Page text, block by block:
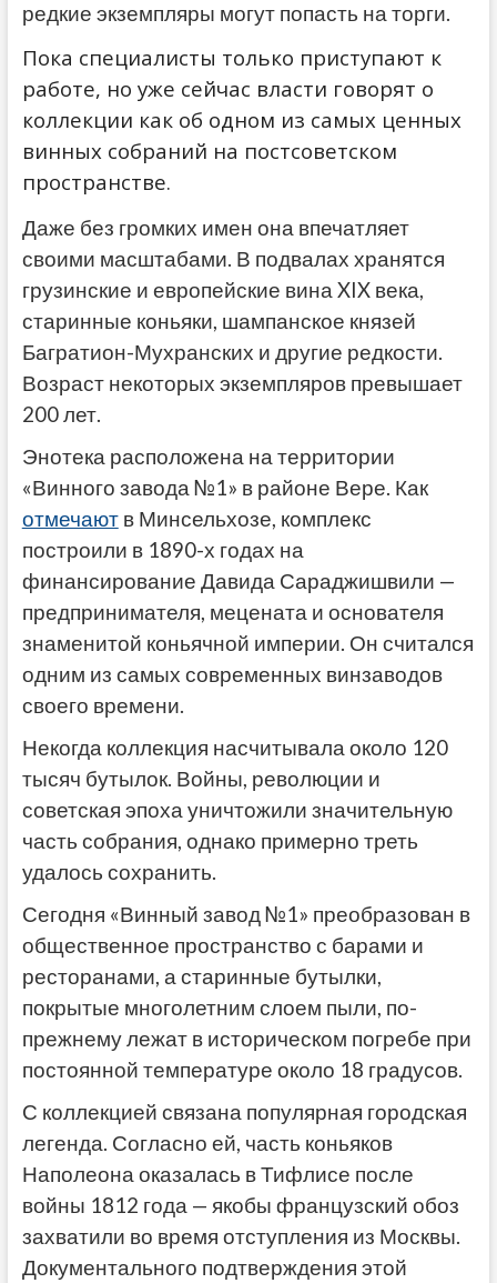
редкие экземпляры могут попасть на торги.
Пока специалисты только приступают к
работе, но уже сейчас власти говорят о
коллекции как об одном из самых ценных
винных собраний на постсоветском
пространстве.
Даже без громких имен она впечатляет
своими масштабами. В подвалах хранятся
грузинские и европейские вина XIX века,
старинные коньяки, шампанское князей
Багратион-Мухранских и другие редкости.
Возраст некоторых экземпляров превышает
200 лет.
Энотека расположена на территории
«Винного завода №1» в районе Вере. Как
отмечаютв Минсельхозе, комплекс
построили в 1890-х годах на
финансирование Давида Сараджишвили —
предпринимателя, мецената и основателя
знаменитой коньячной империи. Он считался
одним из самых современных винзаводов
своего времени.
Некогда коллекция насчитывала около 120
тысяч бутылок. Войны, революции и
советская эпоха уничтожили значительную
часть собрания, однако примерно треть
удалось сохранить.
Сегодня «Винный завод №1» преобразован в
общественное пространство с барами и
ресторанами, а старинные бутылки,
покрытые многолетним слоем пыли, по-
прежнему лежат в историческом погребе при
постоянной температуре около 18 градусов.
С коллекцией связана популярная городская
легенда. Согласно ей, часть коньяков
Наполеона оказалась в Тифлисе после
войны 1812 года — якобы французский обоз
захватили во время отступления из Москвы.
Документального подтверждения этой